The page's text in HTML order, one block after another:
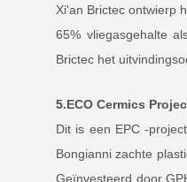
Xi'an Brictec ontwierp
65% vliegasgehalte
Brictec het
5.ECO Cermics
Dit is een EPC -
Bongianni zachte
Geïnvesteerd door